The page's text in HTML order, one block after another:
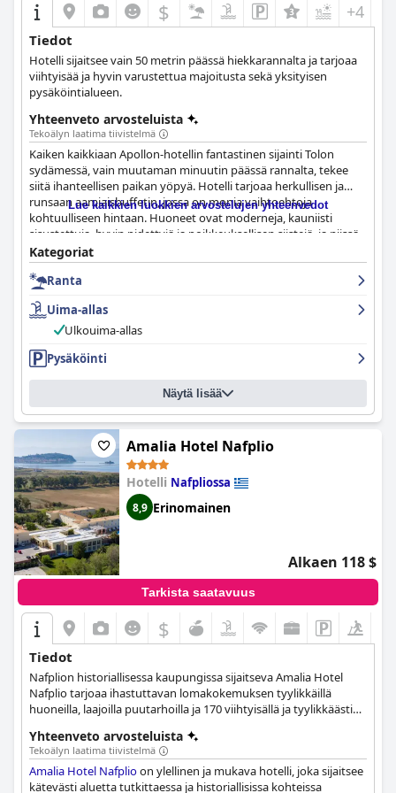
$ +4
Tiedot
Hotelli sijaitsee vain 50 metrin päässä hiekkarannalta ja tarjoaa
viihtyisää ja hyvin varustettua majoitusta sekä yksityisen
pysäköintialueen.
Yhteenveto arvosteluista
Tekoälyn laatima tiivistelmä
Kaiken kaikkiaan Apollon-hotellin fantastinen sijainti Tolon
sydämessä, vain muutaman minuutin päässä rannalta, tekee
siitä ihanteellisen paikan yöpyä. Hotelli tarjoaa herkullisen ja
runsaan aamiaisbuffetin, jossa on monia vaihtoehtoja
kohtuulliseen hintaan. Huoneet ovat moderneja, kauniisti
sisustettuja, hyvin pidettyjä ja poikkeuksellisen siistejä, ja niissä
on suuret parvekkeet, joista on henkeäsalpaavat merinäkymät.
Asiakkaat nauttivat hotellin suuresta uima-altaasta, jossa on
baari merinäköalalla, ja arvostavat hotellin oman
pysäköintialueen kätevyyttä. Henkilökunta on poikkeuksellista,
tarjoten henkilökohtaista huomiota ja erinomaista
asiakaspalvelua, ja monet asiakkaat korostavat
hotelli on ehdoton kokeilu kaikille, jotka haluavat kokea
turistialueen vilkkaan ilmapiirin ja helpon pääsyn Tolon
Lue kaikkien luokkien arvostelujen yhteenvedot
Kategoriat
Ranta
Uima-allas
Ulkouima-allas
Pysäköinti
Näytä lisää
Amalia Hotel Nafplio
Hotelli Nafpliossa
8,9 Erinomainen
Alkaen 118 $
Tarkista saatavuus
$
Tiedot
Nafplion historiallisessa kaupungissa sijaitseva Amalia Hotel
Nafplio tarjoaa ihastuttavan lomakokemuksen tyylikkäillä
huoneilla, laajoilla puutarhoilla ja 170 viihtyisällä ja tyylikkäästi
mukavuuksista, kuten suuresta uima-altaasta, kuntosalista,
tenniskentästä, ravintolasta, loungebaarista ja marmorisesta
aulasta. Hotellissa on neljä huonetyyppiä, joista on näkymät
puutarhaan ja olennaiset mukavuudet, ja se tarjoaa myös
Yhteenveto arvosteluista
Tekoälyn laatima tiivistelmä
Amalia Hotel Nafplioon ylellinen ja mukava hotelli, joka sijaitsee
kätevästi aluetta tutkittaessa ja historiallisissa kohteissa